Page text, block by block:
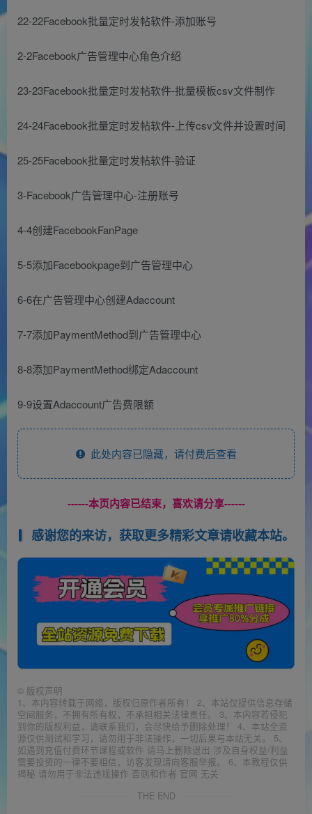
22-22Facebook批量定时发帖软件-添加账号
2-2Facebook广告管理中心角色介绍
23-23Facebook批量定时发帖软件-批量模板csv文件制作
24-24Facebook批量定时发帖软件-上传csv文件并设置时间
25-25Facebook批量定时发帖软件-验证
3-Facebook广告管理中心-注册账号
4-4创建FacebookFanPage
5-5添加Facebookpage到广告管理中心
6-6在广告管理中心创建Adaccount
7-7添加PaymentMethod到广告管理中心
8-8添加PaymentMethod绑定Adaccount
9-9设置Adaccount广告费限额
此处内容已隐藏，请付费后查看
------本页内容已结束，喜欢请分享------
感谢您的来访，获取更多精彩文章请收藏本站。
© 版权声明
1、本内容转载于网络，版权归原作者所有！ 2、本站仅提供信息存储
空间服务，不拥有所有权，不承担相关法律责任。 3、本内容若侵犯
到你的版权利益，请联系我们，会尽快给予删除处理！ 4、本站全资
源仅供测试和学习，请勿用于非法操作，一切后果与本站无关。 5、
如遇到充值付费环节课程或软件 请马上删除退出 涉及自身权益/利益
需要投资的一律不要相信，访客发现请向客服举报。 6、本教程仅供
揭秘 请勿用于非法违规操作 否则和作者 官网 无关
THE END